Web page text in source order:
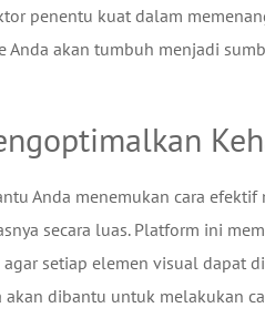
penentu kuat dalam
akan tumbuh menjadi
Anda menemukan cara
secara luas. Platform ini
setiap elemen visual dapat
dibantu untuk melakukan